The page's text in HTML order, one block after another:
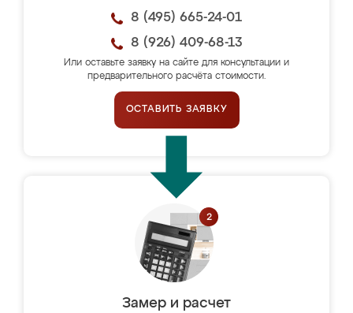
8 (495) 665-24-01
8 (926) 409-68-13
Или оставьте заявку на сайте для консультации и
предварительного расчёта стоимости.
ОСТАВИТЬ ЗАЯВКУ
Замер и расчет